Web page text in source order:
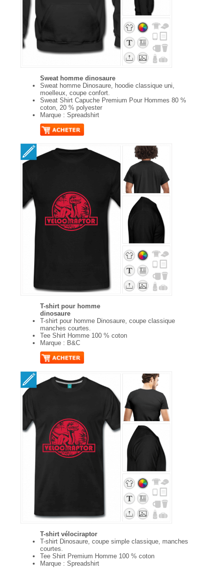
Sweat homme dinosaure
Sweat homme Dinosaure, hoodie classique uni,
moelleux, coupe confort.
Sweat Shirt Capuche Premium Pour Hommes 80 %
coton, 20 % polyester
Marque : Spreadshirt
T-shirt pour homme
dinosaure
T-shirt pour homme Dinosaure, coupe classique
manches courtes.
Tee Shirt Homme 100 % coton
Marque : B&C
T-shirt vélociraptor
T-shirt Dinosaure, coupe simple classique, manches
courtes.
Tee Shirt Premium Homme 100 % coton
Marque : Spreadshirt